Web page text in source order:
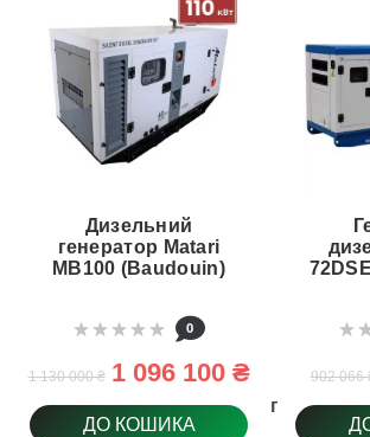
Підігрів палива
Дизельний
генератор Matari
MB100 (Baudouin)
0
1 130 000 ₴ 1 096 100 ₴
ДО КОШИКА
902 066